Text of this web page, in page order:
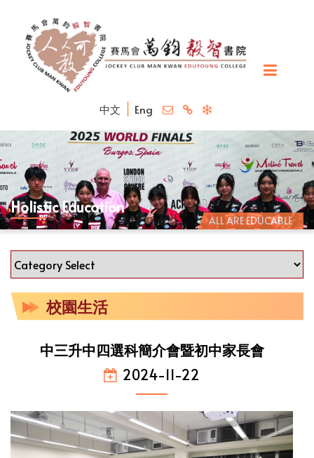
中文 Eng
ALL ARE EDUCABLE
Holistic Education
校園生活
中三升中四選科簡介會暨初中家長會
2024-11-22